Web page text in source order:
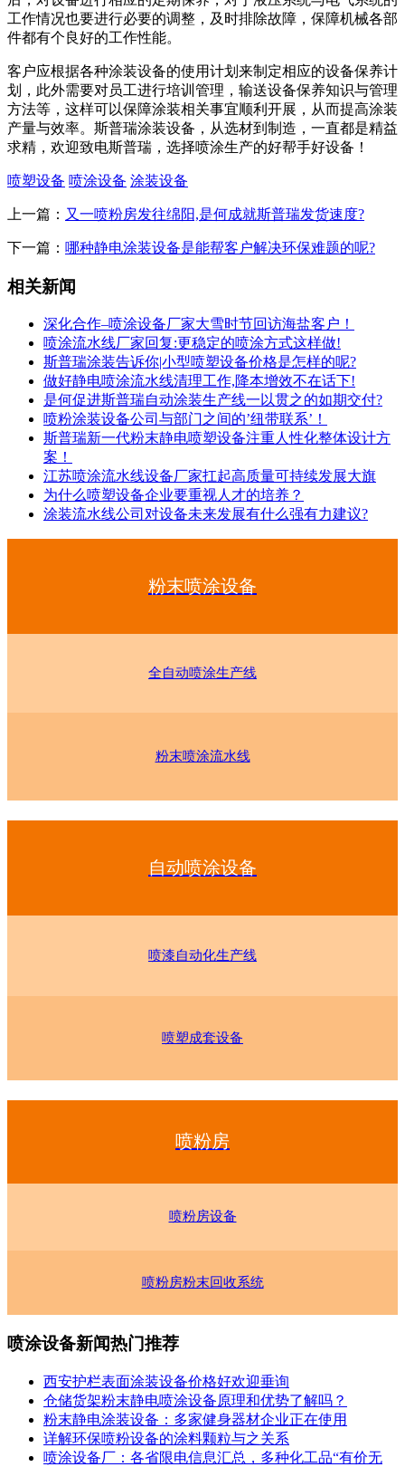
工作情况也要进行必要的调整，及时排除故障，保障机械各部
件都有个良好的工作性能。
客户应根据各种涂装设备的使用计划来制定相应的设备保养计
划，此外需要对员工进行培训管理，输送设备保养知识与管理
方法等，这样可以保障涂装相关事宜顺利开展，从而提高涂装
产量与效率。斯普瑞涂装设备，从选材到制造，一直都是精益
求精，欢迎致电斯普瑞，选择喷涂生产的好帮手好设备！
喷塑设备 喷涂设备 涂装设备
上一篇： 又一喷粉房发往绵阳,是何成就斯普瑞发货速度?
下一篇： 哪种静电涂装设备是能帮客户解决环保难题的呢?
相关新闻
深化合作–喷涂设备厂家大雪时节回访海盐客户！
喷涂流水线厂家回复:更稳定的喷涂方式这样做!
斯普瑞涂装告诉你|小型喷塑设备价格是怎样的呢?
做好静电喷涂流水线清理工作,降本增效不在话下!
是何促进斯普瑞自动涂装生产线一以贯之的如期交付?
喷粉涂装设备公司与部门之间的’纽带联系’！
斯普瑞新一代粉末静电喷塑设备注重人性化整体设计方
案！
江苏喷涂流水线设备厂家扛起高质量可持续发展大旗
为什么喷塑设备企业要重视人才的培养？
涂装流水线公司对设备未来发展有什么强有力建议?
粉末喷涂设备
全自动喷涂生产线
粉末喷涂流水线
自动喷涂设备
喷漆自动化生产线
喷塑成套设备
喷粉房
喷粉房设备
喷粉房粉末回收系统
喷涂设备新闻热门推荐
西安护栏表面涂装设备价格好欢迎垂询
仓储货架粉末静电喷涂设备原理和优势了解吗？
粉末静电涂装设备：多家健身器材企业正在使用
详解环保喷粉设备的涂料颗粒与之关系
喷涂设备厂：各省限电信息汇总，多种化工品“有价无